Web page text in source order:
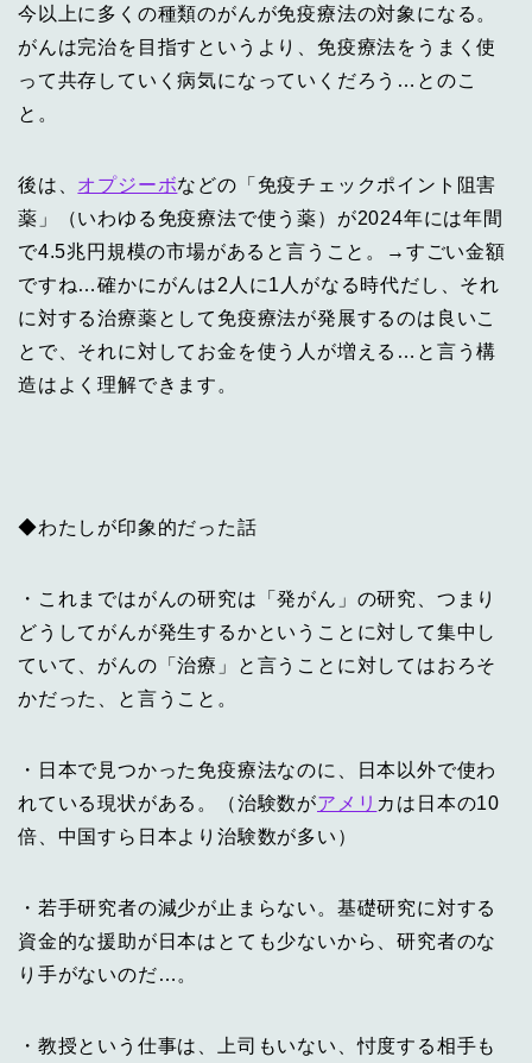
今以上に多くの種類のがんが免疫療法の対象になる。
がんは完治を目指すというより、免疫療法をうまく使
って共存していく病気になっていくだろう…とのこ
と。
後は、 オプジーボなどの「免疫チェックポイント阻害
薬」（いわゆる免疫療法で使う薬）が2024年には年間
で4.5兆円規模の市場があると言うこと。→すごい金額
ですね…確かにがんは2人に1人がなる時代だし、それ
に対する治療薬として免疫療法が発展するのは良いこ
とで、それに対してお金を使う人が増える…と言う構
造はよく理解できます。
◆わたしが印象的だった話
・これまではがんの研究は「発がん」の研究、つまり
どうしてがんが発生するかということに対して集中し
ていて、がんの「治療」と言うことに対してはおろそ
かだった、と言うこと。
・日本で見つかった免疫療法なのに、日本以外で使わ
れている現状がある。（治験数がアメリ カは日本の10
倍、中国すら日本より治験数が多い）
・若手研究者の減少が止まらない。基礎研究に対する
資金的な援助が日本はとても少ないから、研究者のな
り手がないのだ…。
・教授という仕事は、上司もいない、忖度する相手も